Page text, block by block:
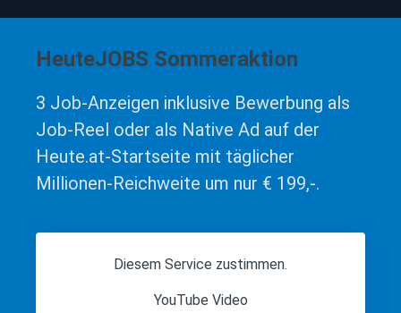
HeuteJOBS Sommeraktion
3 Job-Anzeigen inklusive Bewerbung als
Job-Reel oder als Native Ad auf der
Heute.at-Startseite mit täglicher
Millionen-Reichweite um nur € 199,-.
Diesem Service zustimmen.
YouTube Video